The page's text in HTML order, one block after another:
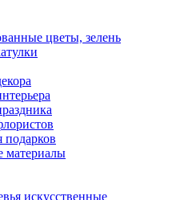
цветы, зелень
подарков
материалы
искусственные